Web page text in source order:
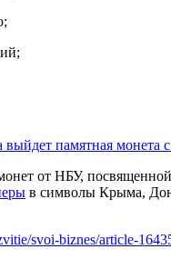
памятная монета
от НБУ,
в символы Крыма,
svoi-biznes/article-